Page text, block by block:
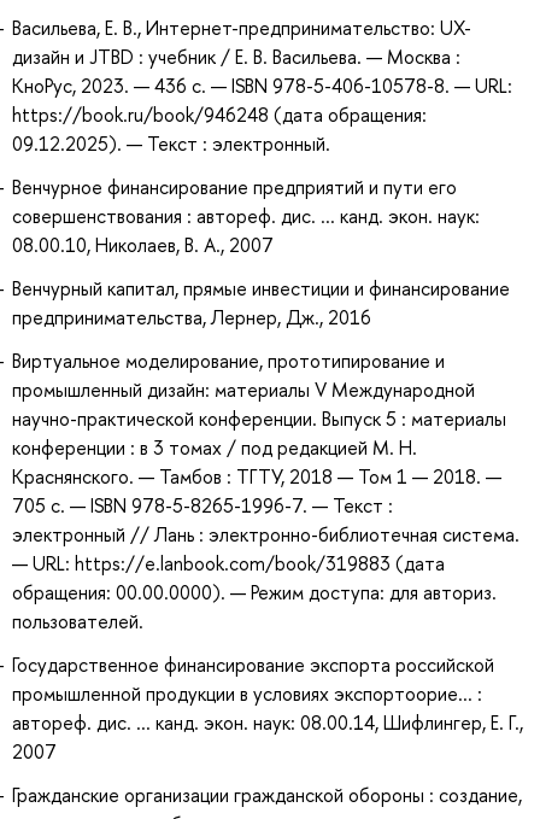
Васильева, Е. В., Интернет-предпринимательство: UX-
дизайн и JTBD : учебник / Е. В. Васильева. — Москва :
КноРус, 2023. — 436 с. — ISBN 978-5-406-10578-8. — URL:
https://book.ru/book/946248 (дата обращения:
09.12.2025). — Текст : электронный.
Венчурное финансирование предприятий и пути его
совершенствования : автореф. дис. ... канд. экон. наук:
08.00.10, Николаев, В. А., 2007
Венчурный капитал, прямые инвестиции и финансирование
предпринимательства, Лернер, Дж., 2016
Виртуальное моделирование, прототипирование и
промышленный дизайн: материалы V Международной
научно-практической конференции. Выпуск 5 : материалы
конференции : в 3 томах / под редакцией М. Н.
Краснянского. — Тамбов : ТГТУ, 2018 — Том 1 — 2018. —
705 с. — ISBN 978-5-8265-1996-7. — Текст :
электронный // Лань : электронно-библиотечная система.
— URL: https://e.lanbook.com/book/319883 (дата
обращения: 00.00.0000). — Режим доступа: для авториз.
пользователей.
Государственное финансирование экспорта российской
промышленной продукции в условиях экспортоорие... :
автореф. дис. ... канд. экон. наук: 08.00.14, Шифлингер, Е. Г.,
2007
Гражданские организации гражданской обороны : создание,